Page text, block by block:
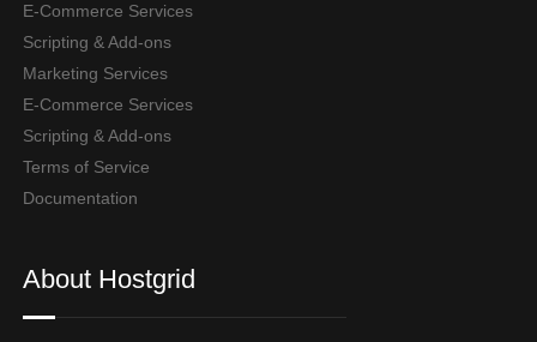
E-Commerce Services
Scripting & Add-ons
Marketing Services
E-Commerce Services
Scripting & Add-ons
Terms of Service
Documentation
About Hostgrid